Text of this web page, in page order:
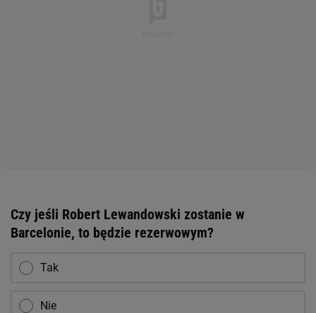
Czy jeśli Robert Lewandowski zostanie w
Barcelonie, to będzie rezerwowym?
Tak
Nie